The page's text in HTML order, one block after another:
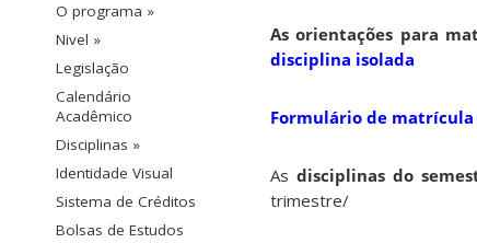
O programa »
Nivel »
Legislação
Calendário
Acadêmico
Disciplinas »
Identidade Visual
Sistema de Créditos
Bolsas de Estudos
As orientações para
disciplina isolada
Formulário de
As disciplinas do
trimestre/